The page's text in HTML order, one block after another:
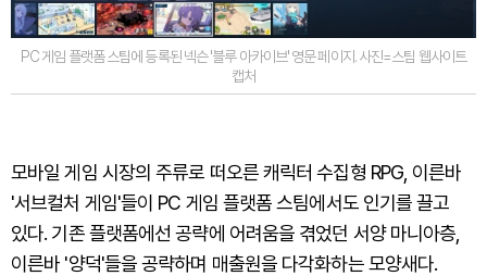
PC 게임 플랫폼 스팀에 등록된 넥슨 '블루 아카이브' 영문 페이지. 사진=스팀 웹사이트
캡처
모바일 게임 시장의 주류로 떠오른 캐릭터 수집형 RPG, 이른바
'서브컬처 게임'들이 PC 게임 플랫폼 스팀에서도 인기를 끌고
있다. 기존 플랫폼에선 공략에 어려움을 겪었던 서양 마니아층,
이른바 '양덕'들을 공략하며 매출원을 다각화하는 모양새다.